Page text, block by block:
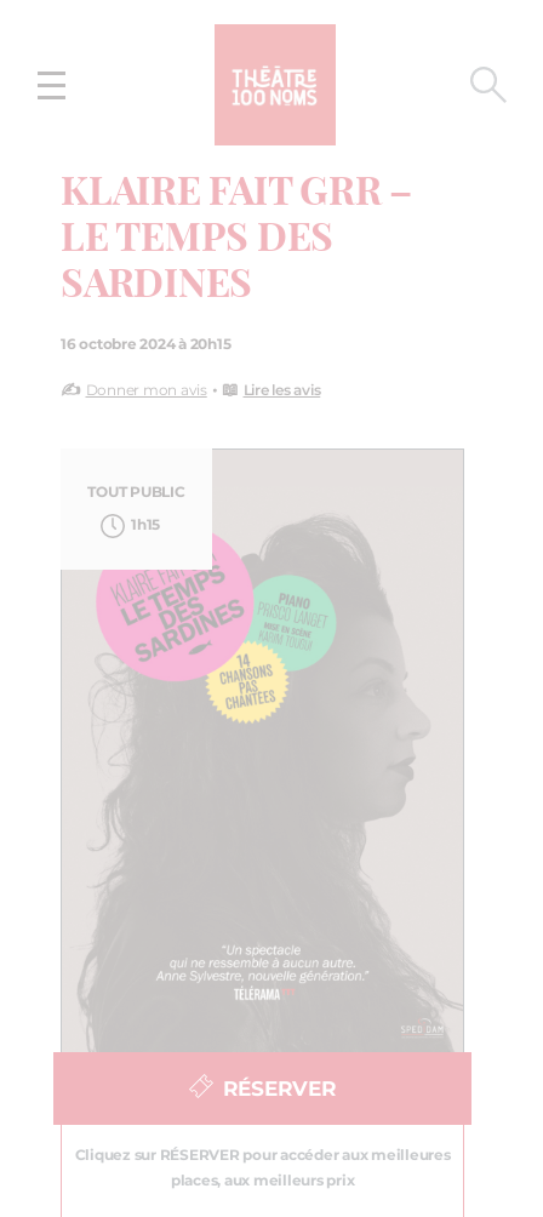
menu
KLAIRE FAIT GRR –
LE TEMPS DES
SARDINES
16 octobre 2024 à 20h15
✍️ Donner mon avis• 📖 Lire les avis
TOUT PUBLIC
1h15
RÉSERVER
Cliquez sur RÉSERVER pour accéder aux meilleures
places, aux meilleurs prix